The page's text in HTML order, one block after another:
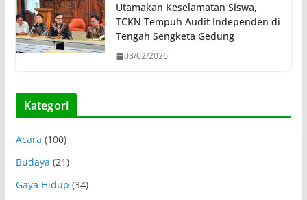
Utamakan Keselamatan Siswa,
TCKN Tempuh Audit Independen di
Tengah Sengketa Gedung
03/02/2026
Kategori
Acara (100)
Budaya (21)
Gaya Hidup (34)